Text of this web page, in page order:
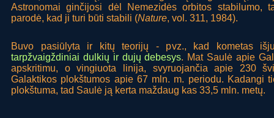
Astronomai ginčijosi dėl Nemezidės orbitos stabilumo,
parodė, kad ji turi būti stabili (Nature, vol. 311, 1984).
Buvo pasiūlyta ir kitų teorijų - pvz., kad kometas
tarpžvaigždiniai dulkių ir dujų debesys. Mat Saulė apie
apskritimu, o vingiuota linija, svyruojančia apie 230
Galaktikos plokštumos apie 67 mln. m. periodu. Kadangi
plokštuma, tad Saulė ją kerta maždaug kas 33,5 mln. metų.